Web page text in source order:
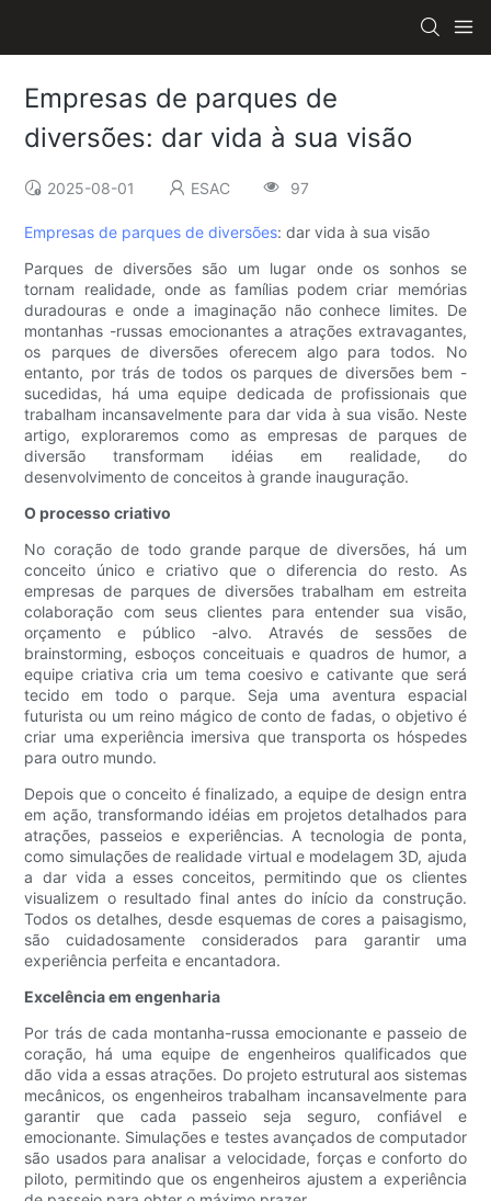
Empresas de parques de
diversões: dar vida à sua visão
2025-08-01 ESAC 97
Empresas de parques de diversões: dar vida à sua visão
Parques de diversões são um lugar onde os sonhos se
tornam realidade, onde as famílias podem criar memórias
duradouras e onde a imaginação não conhece limites. De
montanhas -russas emocionantes a atrações extravagantes,
os parques de diversões oferecem algo para todos. No
entanto, por trás de todos os parques de diversões bem -
sucedidas, há uma equipe dedicada de profissionais que
trabalham incansavelmente para dar vida à sua visão. Neste
artigo, exploraremos como as empresas de parques de
diversão transformam idéias em realidade, do
desenvolvimento de conceitos à grande inauguração.
O processo criativo
No coração de todo grande parque de diversões, há um
conceito único e criativo que o diferencia do resto. As
empresas de parques de diversões trabalham em estreita
colaboração com seus clientes para entender sua visão,
orçamento e público -alvo. Através de sessões de
brainstorming, esboços conceituais e quadros de humor, a
equipe criativa cria um tema coesivo e cativante que será
tecido em todo o parque. Seja uma aventura espacial
futurista ou um reino mágico de conto de fadas, o objetivo é
criar uma experiência imersiva que transporta os hóspedes
para outro mundo.
Depois que o conceito é finalizado, a equipe de design entra
em ação, transformando idéias em projetos detalhados para
atrações, passeios e experiências. A tecnologia de ponta,
como simulações de realidade virtual e modelagem 3D, ajuda
a dar vida a esses conceitos, permitindo que os clientes
visualizem o resultado final antes do início da construção.
Todos os detalhes, desde esquemas de cores a paisagismo,
são cuidadosamente considerados para garantir uma
experiência perfeita e encantadora.
Excelência em engenharia
Por trás de cada montanha-russa emocionante e passeio de
coração, há uma equipe de engenheiros qualificados que
dão vida a essas atrações. Do projeto estrutural aos sistemas
mecânicos, os engenheiros trabalham incansavelmente para
garantir que cada passeio seja seguro, confiável e
emocionante. Simulações e testes avançados de computador
são usados para analisar a velocidade, forças e conforto do
piloto, permitindo que os engenheiros ajustem a experiência